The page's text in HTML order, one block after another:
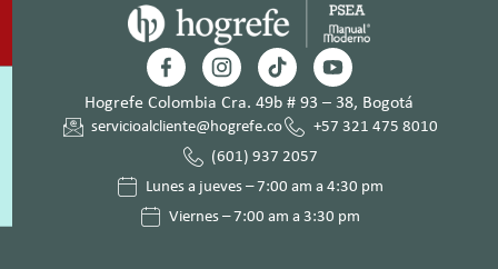
Hogrefe Colombia Cra. 49b # 93 – 38, Bogotá
servicioalcliente@hogrefe.co
+57 321 475 8010
(601) 937 2057
Lunes a jueves – 7:00 am a 4:30 pm
Viernes – 7:00 am a 3:30 pm